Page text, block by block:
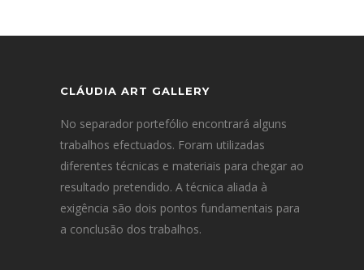
CLÁUDIA ART GALLERY
No separador portefólio encontrará alguns
trabalhos efectuados. Foram utilizadas
diferentes técnicas e materiais para chegar ao
resultado pretendido. A técnica aliada à
exigência são dois pontos fundamentais para
a conclusão dos trabalhos.